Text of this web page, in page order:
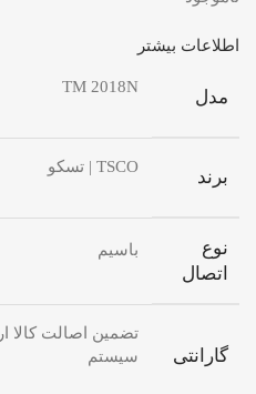
اطلاعات بیشتر
مدل TM 2018N
برند TSCO | تسکو
نوع
اتصال
باسیم
گارانتی
تضمین اصالت کالا
سیستم